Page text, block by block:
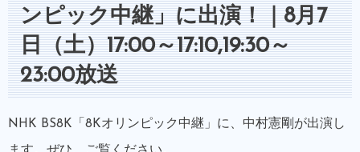
ンピック中継」に出演！｜8月7
日（土）17:00～17:10,19:30～
23:00放送
NHK BS8K「8Kオリンピック中継」に、中村憲剛が出演し